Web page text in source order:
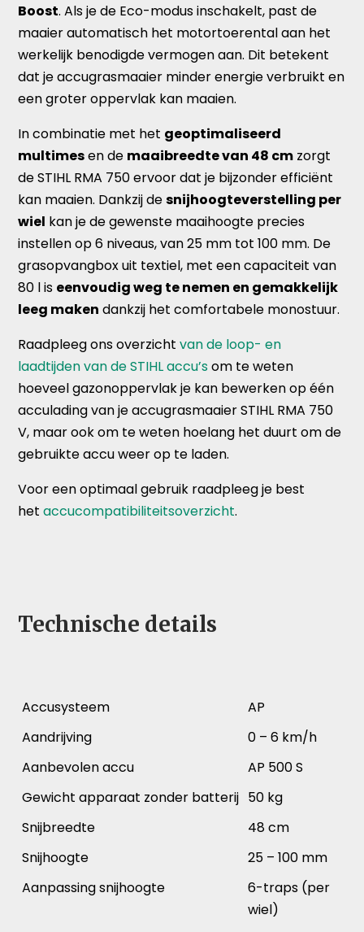
Boost. Als je de Eco-modus inschakelt, past de
maaier automatisch het motortoerental aan het
werkelijk benodigde vermogen aan. Dit betekent
dat je accugrasmaaier minder energie verbruikt en
een groter oppervlak kan maaien.
In combinatie met het geoptimaliseerd
multimesen de maaibreedte van 48 cm zorgt
de STIHL RMA 750 ervoor dat je bijzonder efficiënt
kan maaien. Dankzij desnijhoogteverstelling per
wiel kan je de gewenste maaihoogte precies
instellen op 6 niveaus, van 25 mm tot 100 mm. De
grasopvangbox uit textiel, met een capaciteit van
80 l is eenvoudig weg te nemen en gemakkelijk
leeg maken dankzij het comfortabele monostuur.
Raadpleeg ons overzichtvan de loop- en
laadtijden van de STIHL accu’som te weten
hoeveel gazonoppervlak je kan bewerken op één
acculading van je accugrasmaaier STIHL RMA 750
V, maar ook om te weten hoelang het duurt om de
gebruikte accu weer op te laden.
Voor een optimaal gebruik raadpleeg je best
hetaccucompatibiliteitsoverzicht.
Technische details
Accusysteem
AP
Aandrijving
0 – 6 km/h
Aanbevolen accu
AP 500 S
Gewicht apparaat zonder batterij 50 kg
Snijbreedte
48 cm
Snijhoogte
25 – 100 mm
Aanpassing snijhoogte
6-traps (per
wiel)